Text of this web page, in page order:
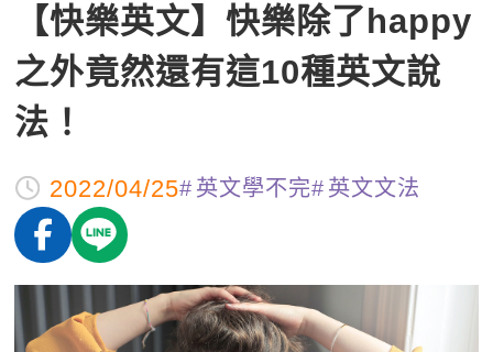
英文課程總表
英文會話
商用英文
英文檢定
TOEIC 多益課程
IELTS 雅思課程
GEPT 全民英檢課程
能力養成
自然發音
特色課程
全國分校
免費資源
多益秒學堂
英文能力測驗
師資團隊
學習分享
學員故事
學員讚出來
校園贊助
【快樂英文】快樂除了happy
之外竟然還有這10種英文說
法！
2022/04/25 英文學不完 英文文法